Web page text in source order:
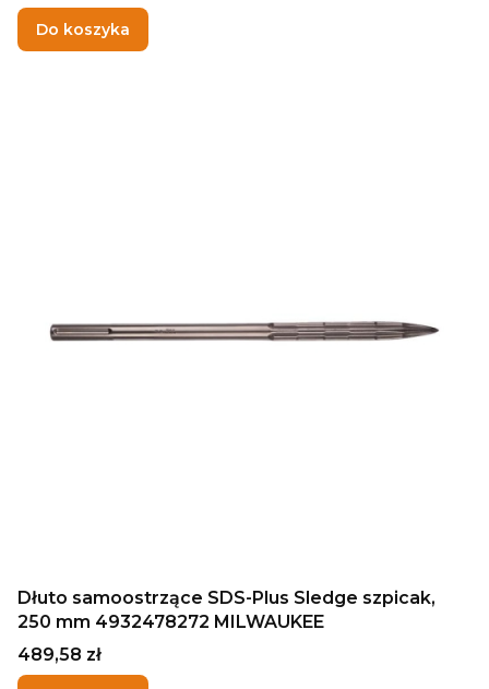
Do koszyka
Dłuto samoostrzące SDS-Plus Sledge szpicak,
250 mm 4932478272 MILWAUKEE
Cena
489,58 zł